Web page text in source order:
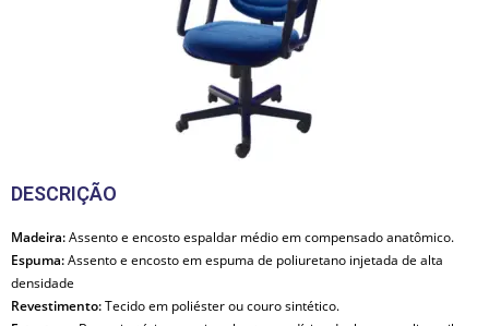
DESCRIÇÃO
Madeira:Assento e encosto espaldar médio em compensado anatômico.
Espuma:Assento e encosto em espuma de poliuretano injetada de alta
densidade
Revestimento:Tecido em poliéster ou couro sintético.